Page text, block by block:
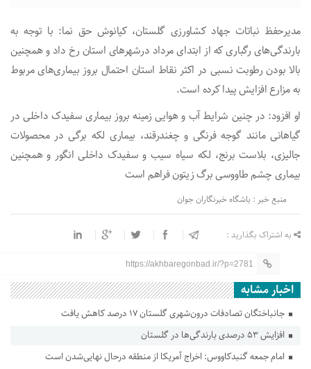
مدیرحفظ نباتات جهاد کشاورزی گلستان، کیانوش حق نما: با توجه به
بارندگی‌های رگباری که از ابتدای مرداد درشهر‌های استان رخ داد و همچنین
بالا بودن رطوبت نسبی در اکثر نقاط استان احتمال بروز بیماری‌های مربوط
به مزارع افزایش پیدا کرده است.
او افزود: در چنین شرایط آب و هوایی زمینه بروز بیماری سفیدک داخلی در
گیاهانی مانند گوجه فرنگی و چغندرقند، بیماری لکه برگی در محصولات
جالیزی، بلاست برنج، لکه سیاه سیب و سفیدک داخلی انگور و همچنین
بیماری چشم طاووسی برگ زیتون فراهم است
منبع خبر : باشگاه خبرنگاران جوان
به اشتراک بگذارید :
https://akhbaregonbad.ir/?p=2781
اخبار مشابه
جانباختگان تصادفات درون‌شهری گلستان ۱۷ درصد کاهش یافت
افزایش ۵۳ درصدی بارندگی‌ها در گلستان
امام جمعه گنبدکاووس: اخراج آمریکا از منطقه درحال نهایی‌شدن است